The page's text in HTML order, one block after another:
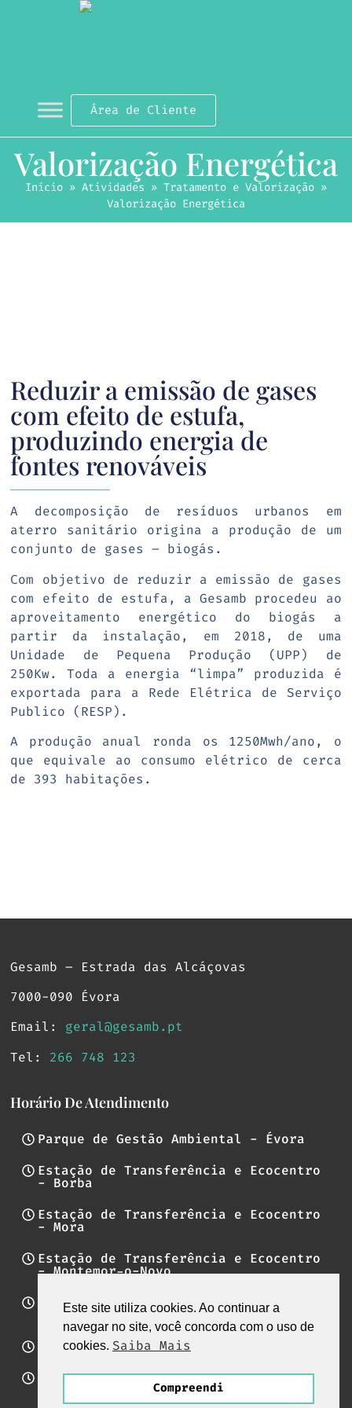
Área de Cliente
Valorização Energética
Início » Atividades » Tratamento e Valorização »
Valorização Energética
Reduzir a emissão de gases
com efeito de estufa,
produzindo energia de
fontes renováveis
A decomposição de resíduos urbanos em
aterro sanitário origina a produção de um
conjunto de gases – biogás.
Com objetivo de reduzir a emissão de gases
com efeito de estufa, a Gesamb procedeu ao
aproveitamento energético do biogás a
partir da instalação, em 2018, de uma
Unidade de Pequena Produção (UPP) de
250Kw. Toda a energia “limpa” produzida é
exportada para a Rede Elétrica de Serviço
Publico (RESP).
A produção anual ronda os 1250Mwh/ano, o
que equivale ao consumo elétrico de cerca
de 393 habitações.
Gesamb – Estrada das Alcáçovas
7000-090 Évora
Email: geral@gesamb.pt
Tel: 266 748 123
Horário De Atendimento
Parque de Gestão Ambiental - Évora
Estação de Transferência e Ecocentro
- Borba
Estação de Transferência e Ecocentro
- Mora
Estação de Transferência e Ecocentro
- Montemor-o-Novo
Estação de Transferência e Ecocentro
- Reguengos de Monsaraz
Ecocentro – Vendas Novas
Ecocentro – Estremoz
Este site utiliza cookies. Ao continuar a
navegar no site, você concorda com o uso de
cookies. Saiba Mais
Compreendi